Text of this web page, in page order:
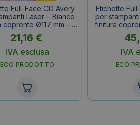
Full-Face CD Avery
Laser – Bianco
coprente Ø117 mm – 2
per foglio – 25 fogli –
25 (conf.50 etichette)
21,16 €
IVA esclusa
ECO PRODOTTO
Etichette
per
finitura
etichette per
– L7676-
IVA
ECO